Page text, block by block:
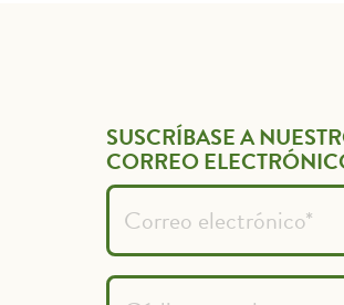
SUSCRÍBASE A
CORREO